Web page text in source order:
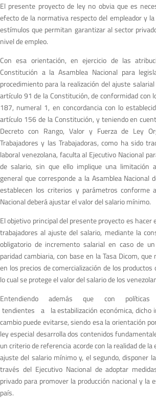
El presente proyecto de ley no obvia que es
efecto de la normativa respecto del empleador y
estímulos que permitan garantizar al sector
nivel de empleo.
Con esa orientación, en ejercicio de las
Constitución a la Asamblea Nacional para
procedimiento para la realización del ajuste
artículo 91 de la Constitución, de conformidad con
187, numeral 1, en concordancia con lo
artículo 156 de la Constitución, y teniendo en
Decreto con Rango, Valor y Fuerza de Ley
Trabajadores y las Trabajadoras, como ha sido
laboral venezolana, faculta al Ejecutivo Nacional
de salario, sin que ello implique una limitación
general que corresponde a la Asamblea Nacional
establecen los criterios y parámetros conforme
Nacional deberá ajustar el valor del salario mínimo.
El objetivo principal del presente proyecto es hacer
trabajadores al ajuste del salario, mediante la
obligatorio de incremento salarial en caso de
paridad cambiaria, con base en la Tasa Dicom,
en los precios de comercialización de los productos
lo cual se protege el valor del salario de los
Entendiendo además que con políticas
tendientes a la estabilización económica, dicho
cambio puede evitarse, siendo esa la orientación
ley especial desarrolla dos contenidos
un criterio de referencia acorde con la realidad de la
ajuste del salario mínimo y, el segundo, disponer
través del Ejecutivo Nacional de adoptar
privado para promover la producción nacional y la
país.